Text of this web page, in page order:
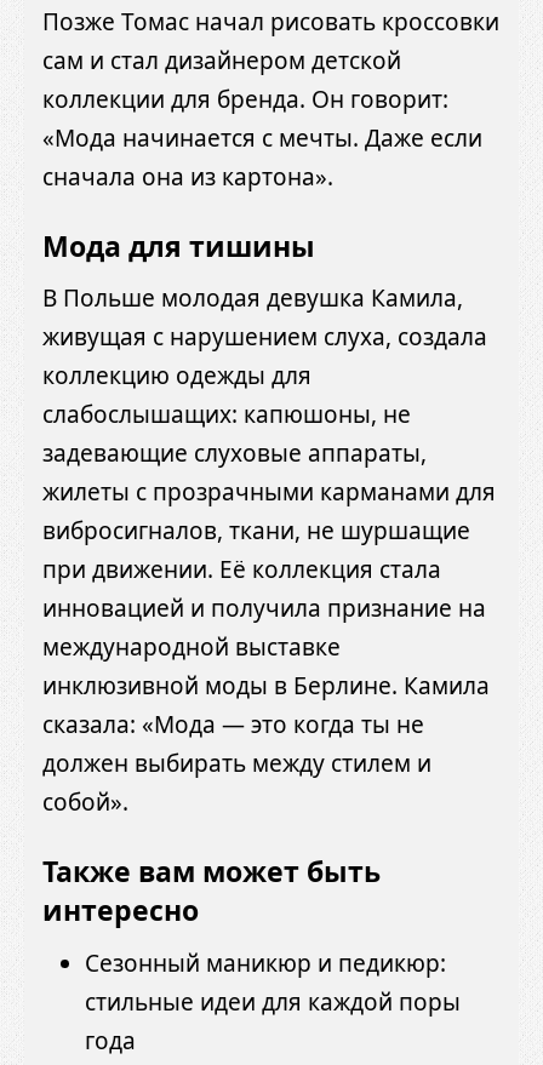
Позже Томас начал рисовать кроссовки
сам и стал дизайнером детской
коллекции для бренда. Он говорит:
«Мода начинается с мечты. Даже если
сначала она из картона».
Мода для тишины
В Польше молодая девушка Камила,
живущая с нарушением слуха, создала
коллекцию одежды для
слабослышащих: капюшоны, не
задевающие слуховые аппараты,
жилеты с прозрачными карманами для
вибросигналов, ткани, не шуршащие
при движении. Её коллекция стала
инновацией и получила признание на
международной выставке
инклюзивной моды в Берлине. Камила
сказала: «Мода — это когда ты не
должен выбирать между стилем и
собой».
Также вам может быть
интересно
Сезонный маникюр и педикюр:
стильные идеи для каждой поры
года